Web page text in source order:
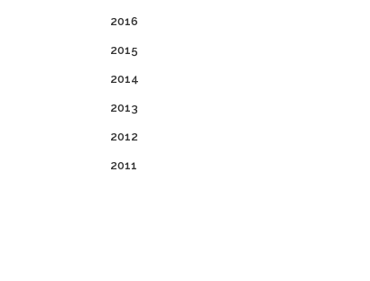
2016
2015
2014
2013
2012
2011